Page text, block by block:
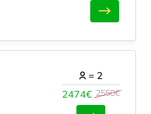
2474€ 2550€
= 2